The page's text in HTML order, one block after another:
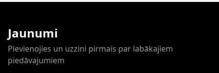
Jaunumi
Pievienojies un uzzini pirmais par labākajiem
piedāvajumiem